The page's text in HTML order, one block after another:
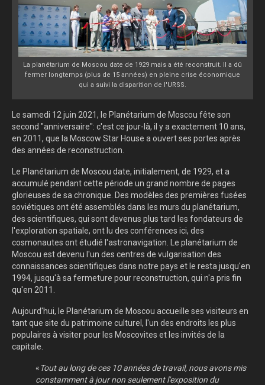
La planétarium de Moscou date de 1929 mais a été reconstruit. Il a dû
fermer longtemps (plus de 15 années) en pleine crise économique
qui a suivi la disparition de l'URSS.
Le samedi 12 juin 2021, le Planétarium de Moscou fête son
second "anniversaire": c'est ce jour-là, il y a exactement 10 ans,
en 2011, que la Moscow Star House a ouvert ses portes après
des années de reconstruction.
Le Planétarium de Moscou date, initialement, de 1929, et a
accumulé pendant cette période un grand nombre de pages
glorieuses de sa chronique. Des modèles des premières fusées
soviétiques ont été assemblés dans les murs du planétarium,
des scientifiques, qui sont devenus plus tard les fondateurs de
l'exploration spatiale, ont lu des conférences ici, des
cosmonautes ont étudié l'astronavigation. Le planétarium de
Moscou est devenu l'un des centres de vulgarisation des
connaissances scientifiques dans notre pays et le resta jusqu'en
1994, jusqu'à sa fermeture pour reconstruction, qui n'a pris fin
qu'en 2011.
Aujourd'hui, le Planétarium de Moscou accueille ses visiteurs en
tant que site du patrimoine culturel, l'un des endroits les plus
populaires à visiter pour les Moscovites et les invités de la
capitale.
«Tout au long de ces 10 années de travail, nous avons mis
constamment à jour non seulement l'exposition du